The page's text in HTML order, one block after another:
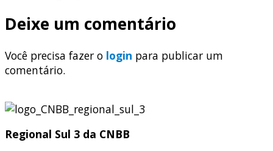
Deixe um comentário
Você precisa fazer o login para publicar um
comentário.
Regional Sul 3 da CNBB